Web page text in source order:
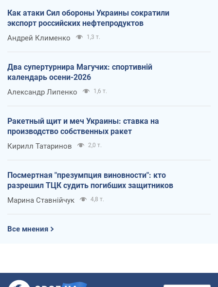
Как атаки Сил обороны Украины сократили
экспорт российских нефтепродуктов
Андрей Клименко 1,3 т.
Два супертурнира Магучих: спортивній
календарь осени-2026
Александр Липенко 1,6 т.
Ракетный щит и меч Украины: ставка на
производство собственных ракет
Кирилл Татаринов 2,0 т.
Посмертная "презумпция виновности": кто
разрешил ТЦК судить погибших защитников
Марина Ставнійчук 4,8 т.
Все мнения